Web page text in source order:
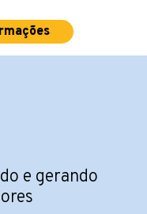
e gerando